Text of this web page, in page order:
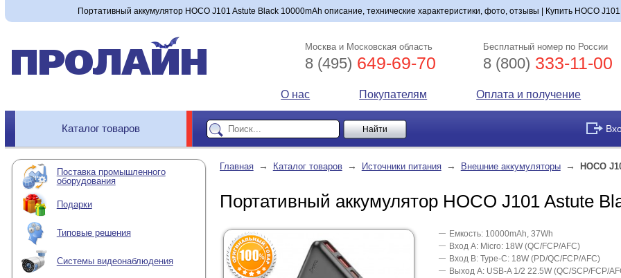
Портативный аккумулятор HOCO J101 Astute Black 10000mAh описание, технические характеристики, фото, отзывы | Купить HOCO
Москва и Московская область
8 (495) 649-69-70
Бесплатный номер по России
8 (800) 333-11-00
О нас Покупателям Оплата и получение
Каталог товаров
Поставка промышленного
оборудования
Подарки
Типовые решения
Системы видеонаблюдения
Главная → Каталог товаров → Источники питания → Внешние аккумуляторы → HOCO
Портативный аккумулятор HOCO J101 Astute
Емкость: 10000mAh, 37Wh
Вход А: Micro: 18W (QC/FCP/AFC)
Вход В: Type-C: 18W (PD/QC/FCP/AFC)
Выход А: USB-A 1/2 22.5W (QC/SCP/FCP/